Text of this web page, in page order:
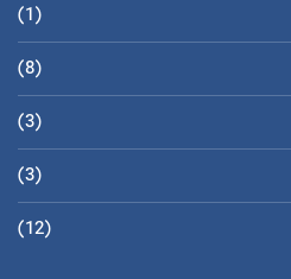
(1)
(8)
(3)
(3)
(12)